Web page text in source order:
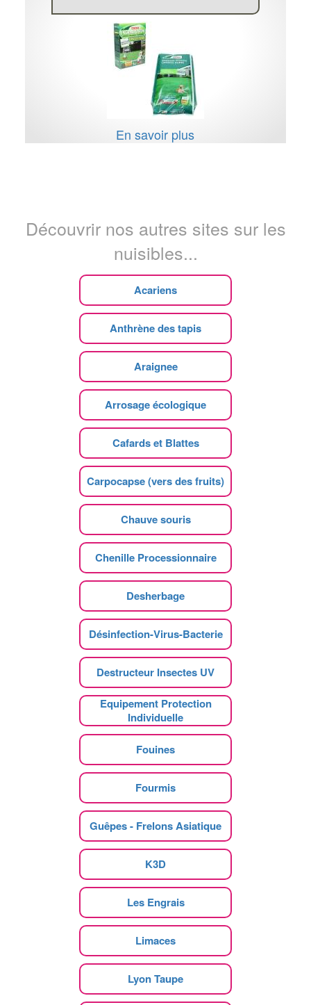
En savoir plus
Découvrir nos autres sites sur les
nuisibles...
Acariens
Anthrène des tapis
Araignee
Arrosage écologique
Cafards et Blattes
Carpocapse (vers des fruits)
Chauve souris
Chenille Processionnaire
Desherbage
Désinfection-Virus-Bacterie
Destructeur Insectes UV
Equipement Protection
Individuelle
Fouines
Fourmis
Guêpes - Frelons Asiatique
K3D
Les Engrais
Limaces
Lyon Taupe